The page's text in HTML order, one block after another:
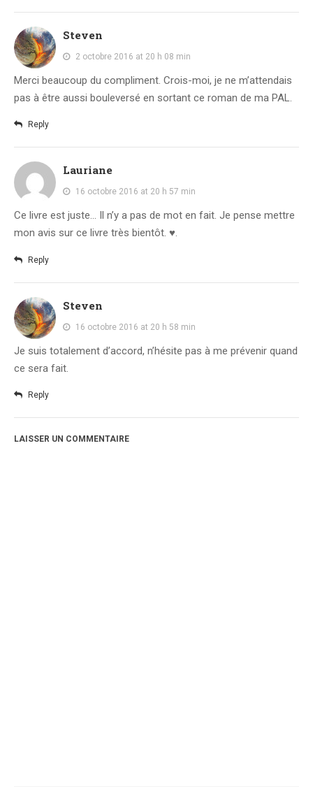
Steven
2 octobre 2016 at 20 h 08 min
Merci beaucoup du compliment. Crois-moi, je ne m’attendais
pas à être aussi bouleversé en sortant ce roman de ma PAL.
Reply
Lauriane
16 octobre 2016 at 20 h 57 min
Ce livre est juste… Il n’y a pas de mot en fait. Je pense mettre
mon avis sur ce livre très bientôt. ♥.
Reply
Steven
16 octobre 2016 at 20 h 58 min
Je suis totalement d’accord, n’hésite pas à me prévenir quand
ce sera fait.
Reply
LAISSER UN COMMENTAIRE